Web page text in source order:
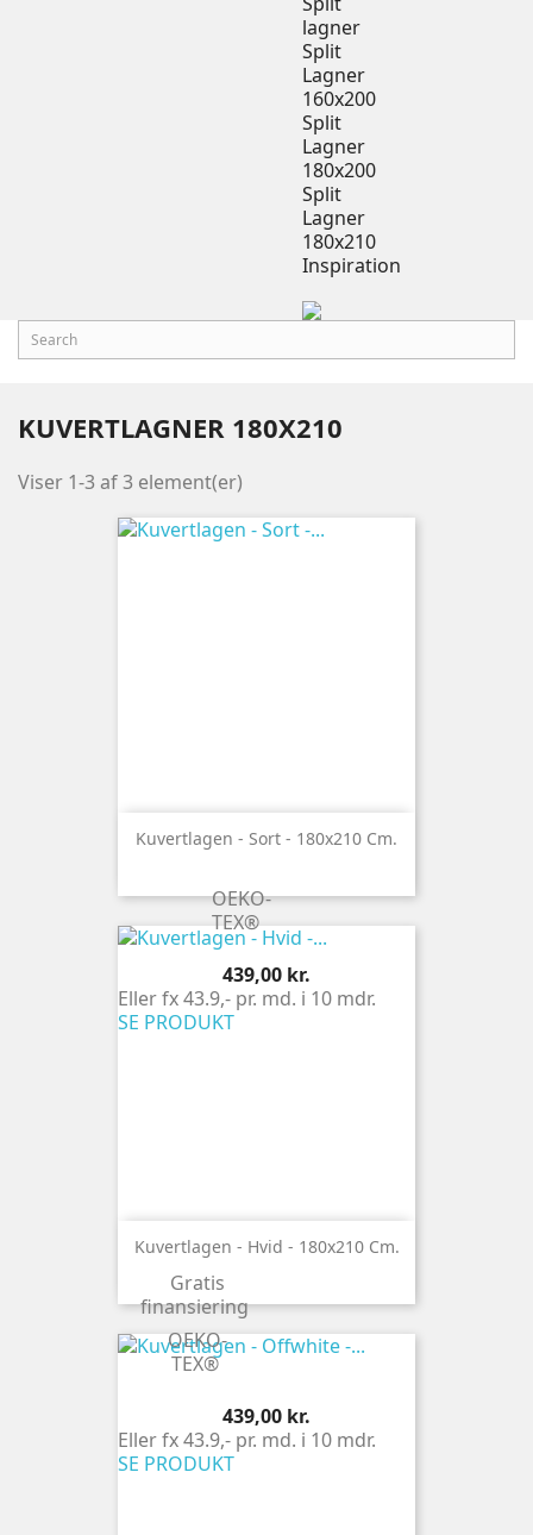
lagner
Split
Lagner
160x200
Split
Lagner
180x200
Split
Lagner
180x210
Inspiration
KUVERTLAGNER 180X210
Viser 1-3 af 3 element(er)
Kuvertlagen - Sort - 180x210 Cm.
OEKO-
TEX®
Pris
439,00 kr.
Eller fx 43.9,- pr. md. i 10 mdr.
SE PRODUKT
Kuvertlagen - Hvid - 180x210 Cm.
Gratis
finansiering
OEKO-
TEX®
Pris
439,00 kr.
Eller fx 43.9,- pr. md. i 10 mdr.
SE PRODUKT